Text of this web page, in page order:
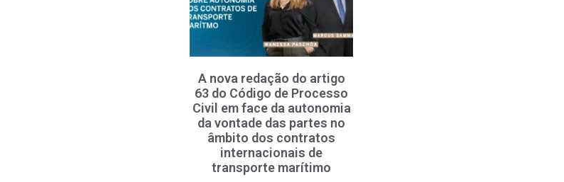
A nova redação do artigo
63 do Código de Processo
Civil em face da autonomia
da vontade das partes no
âmbito dos contratos
internacionais de
transporte marítimo